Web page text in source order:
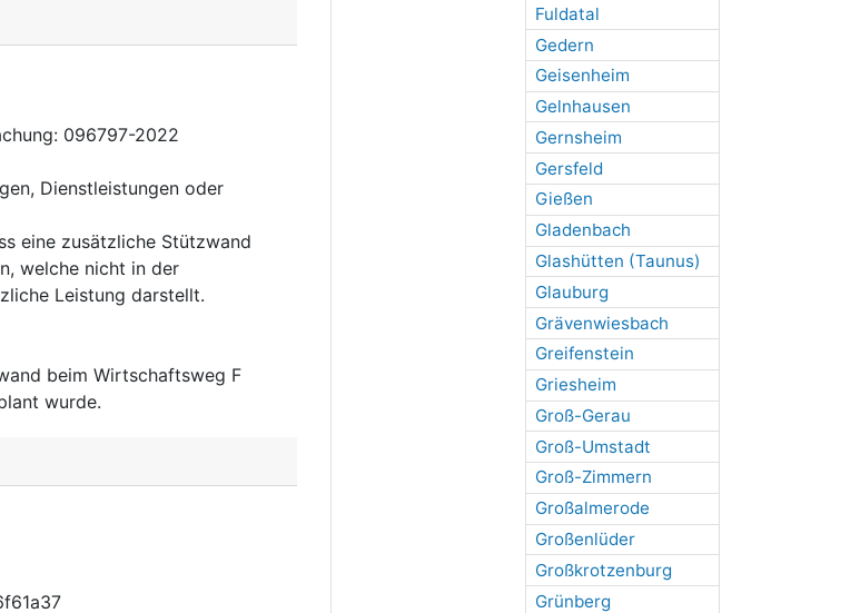
Fuldatal
Gedern
Geisenheim
Gelnhausen
Gernsheim
Gersfeld
Gießen
Gladenbach
Glashütten (Taunus)
Glauburg
Grävenwiesbach
Greifenstein
Griesheim
Groß-Gerau
Groß-Umstadt
Groß-Zimmern
Großalmerode
Großenlüder
Großkrotzenburg
Grünberg
: 096797-2022
Dienstleistungen oder
eine zusätzliche Stützwand
welche nicht in der
Leistung darstellt.
beim Wirtschaftsweg F
wurde.